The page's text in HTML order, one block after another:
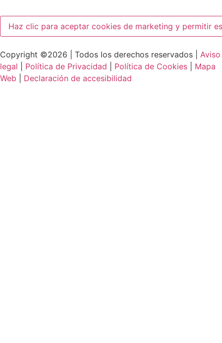
Haz clic para aceptar cookies de marketing y permitir
Copyright ©2026 | Todos los derechos reservados | Aviso
legal
Política de Privacidad Política de Cookies
Mapa
Web
Declaración de accesibilidad